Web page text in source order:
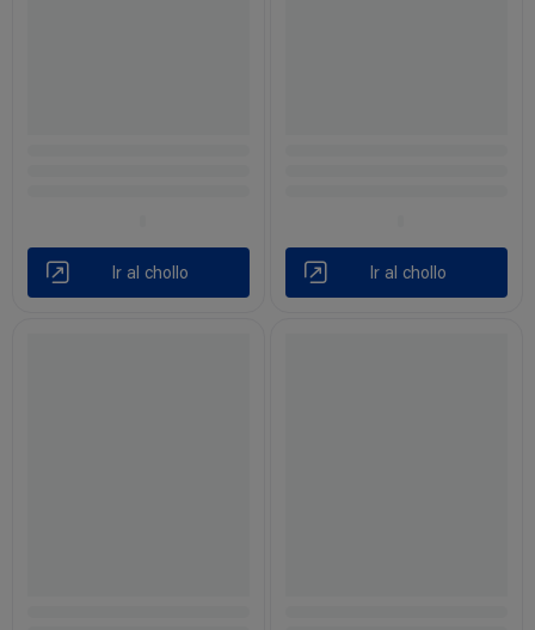
Ir al chollo Ir al chollo